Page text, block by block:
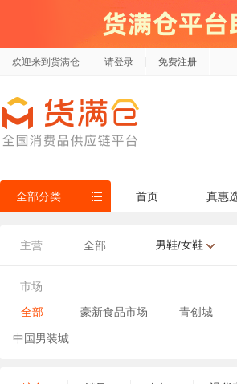
欢迎来到货满仓 请登录 免费注册
全部分类 首页 真惠
主营 全部 男鞋/女鞋
市场
全部
豪新食品市场 青创城
中国男装城